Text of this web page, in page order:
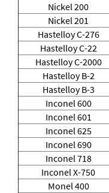
Nickel 200
Nickel 201
Hastelloy C-276
Hastelloy C-22
Hastelloy C-2000
Hastelloy B-2
Hastelloy B-3
Inconel 600
Inconel 601
Inconel 625
Inconel 690
Inconel 718
Inconel X-750
Monel 400